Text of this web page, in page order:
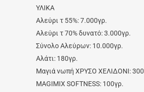
ΥΛΙΚΑ
Αλεύρι τ 55%: 7.000γρ.
Αλεύρι τ 70% δυνατό: 3.000γρ.
Σύνολο Αλεύρων: 10.000γρ.
Αλάτι: 180γρ.
Μαγιά νωπή ΧΡΥΣΟ ΧΕΛΙΔΟΝΙ:
MAGIMIX SOFTNESS: 100γρ.